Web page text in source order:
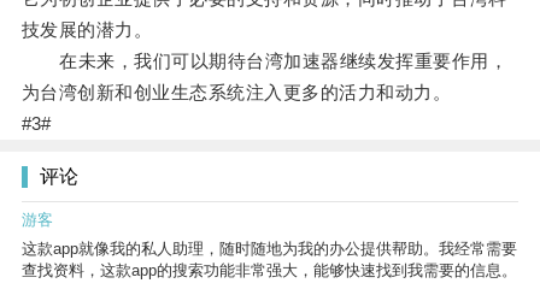
技发展的潜力。
在未来，我们可以期待台湾加速器继续发挥重要作用，
为台湾创新和创业生态系统注入更多的活力和动力。
#3#
评论
游客
这款app就像我的私人助理，随时随地为我的办公提供帮助。我经常需要
查找资料，这款app的搜索功能非常强大，能够快速找到我需要的信息。